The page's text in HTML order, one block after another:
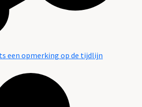
een opmerking op de tijdlijn